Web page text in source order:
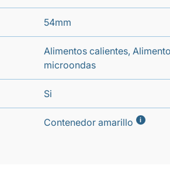
54mm
Alimentos calientes,
microondas
Si
Contenedor amarillo i